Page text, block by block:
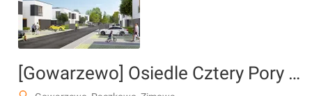
[Gowarzewo] Osiedle Cztery Pory Roku"